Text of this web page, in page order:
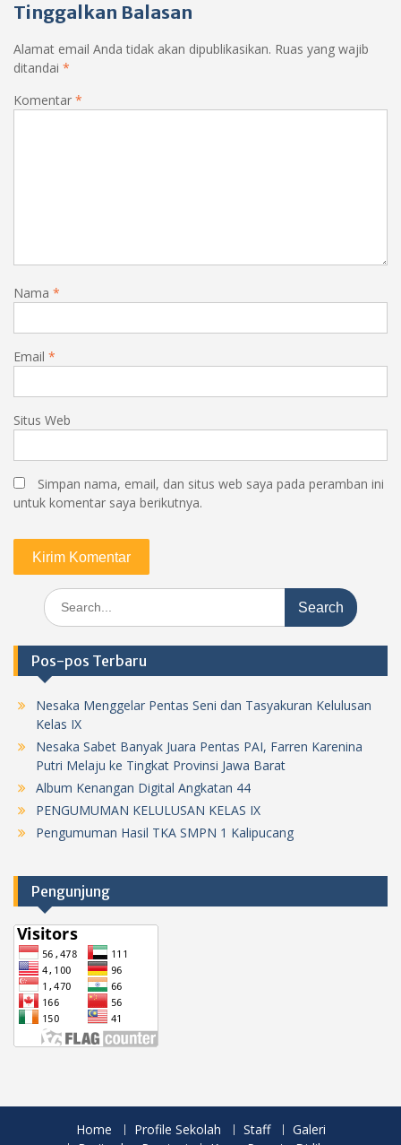
Tinggalkan Balasan
Alamat email Anda tidak akan dipublikasikan. Ruas yang wajib
ditandai *
Komentar *
Nama *
Email *
Situs Web
Simpan nama, email, dan situs web saya pada peramban ini
untuk komentar saya berikutnya.
Search
for:
Pos-pos Terbaru
Nesaka Menggelar Pentas Seni dan Tasyakuran Kelulusan
Kelas IX
Nesaka Sabet Banyak Juara Pentas PAI, Farren Karenina
Putri Melaju ke Tingkat Provinsi Jawa Barat
Album Kenangan Digital Angkatan 44
PENGUMUMAN KELULUSAN KELAS IX
Pengumuman Hasil TKA SMPN 1 Kalipucang
Pengunjung
Home Profile Sekolah Staff
Galeri